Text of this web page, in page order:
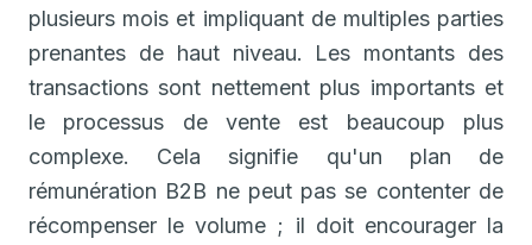
plusieurs mois et impliquant de multiples parties
prenantes de haut niveau. Les montants des
transactions sont nettement plus importants et
le processus de vente est beaucoup plus
complexe. Cela signifie qu'un plan de
rémunération B2B ne peut pas se contenter de
récompenser le volume ; il doit encourager la